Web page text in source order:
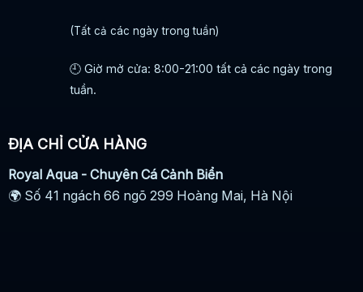
(Tất cả các ngày trong tuần)
🕘 Giờ mở cửa: 8:00-21:00 tất cả các ngày trong
tuần.
ĐỊA CHỈ CỬA HÀNG
Royal Aqua - Chuyên Cá Cảnh Biển
🌍 Số 41 ngách 66 ngõ 299 Hoàng Mai, Hà Nội